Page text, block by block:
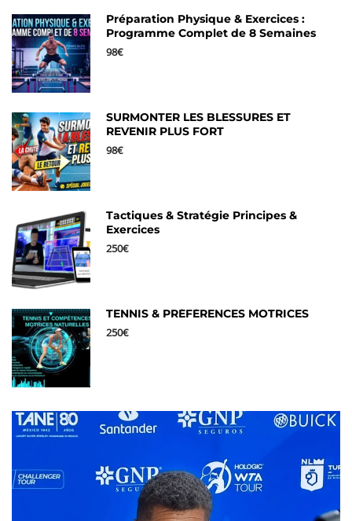
Préparation Physique & Exercices :
Programme Complet de 8 Semaines
98€
SURMONTER LES BLESSURES ET
REVENIR PLUS FORT
98€
Tactiques & Stratégie Principes &
Exercices
250€
TENNIS & PRÉFÉRENCES MOTRICES
250€